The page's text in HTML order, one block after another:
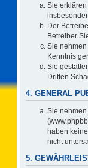
Sie
Der
Betreiber
Sie
Kenntnis
Sie
Dritten
4. GENERAL
Sie nehmen
haben
nicht
5.